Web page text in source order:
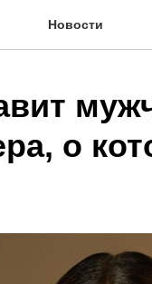
Новости
о